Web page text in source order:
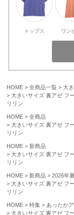
トップス ワン
HOME 全商品一覧 大
大きいサイズ 裏アゼ フ
リリン
HOME
全商品
大きいサイズ 裏アゼ フ
リリン
HOME
新商品
大きいサイズ 裏アゼ フ
リリン
HOME 新商品
2026年
大きいサイズ 裏アゼ フ
リリン
HOME 特集
あったか
大きいサイズ 裏アゼ フ